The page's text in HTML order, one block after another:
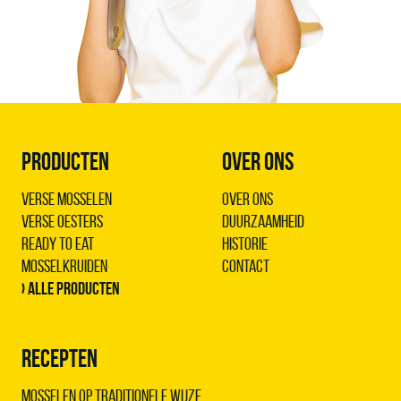
PRODUCTEN
Verse Mosselen
Verse Oesters
Ready to Eat
Mosselkruiden
› Alle producten
RECEPTEN
Mosselen op traditionele wijze
OVER ONS
Over ons
Duurzaamheid
Historie
Contact